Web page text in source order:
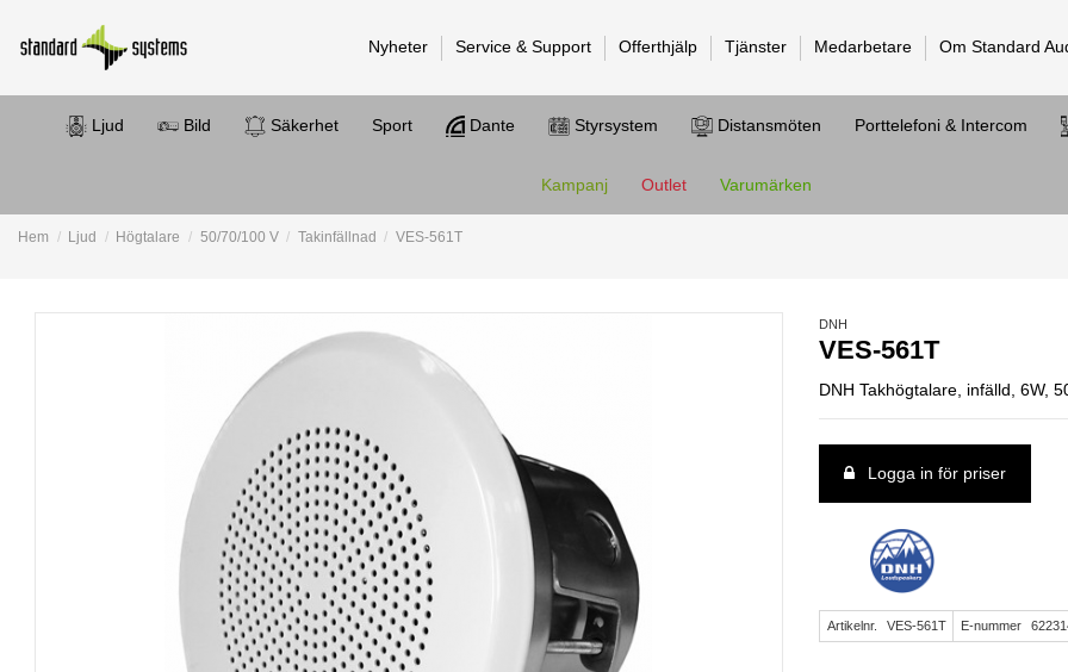
Nyheter Service & Support Offerthjälp Tjänster Medarbetare Om Standard
Ljud Bild Säkerhet Sport Dante Styrsystem Distansmöten Porttelefoni & Intercom
Kampanj Outlet Varumärken
Hem Ljud Högtalare 50/70/100 V Takinfällnad VES-561T
DNH
VES-561T
DNH Takhögtalare, infälld, 6W,
Logga in för priser
Artikelnr. VES-561T E-nummer